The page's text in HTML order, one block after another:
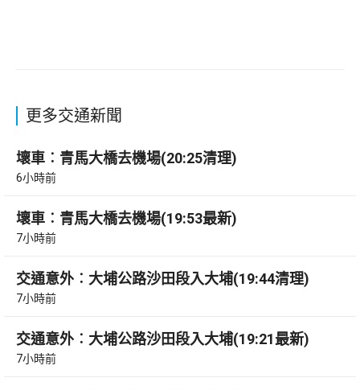
更多交通新聞
壞車︰青馬大橋去機場(20:25清理)
6小時前
壞車︰青馬大橋去機場(19:53最新)
7小時前
交通意外︰大埔公路沙田段入大埔(19:44清理)
7小時前
交通意外︰大埔公路沙田段入大埔(19:21最新)
7小時前